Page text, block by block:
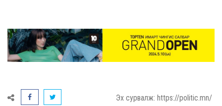
Эх сурвалж: https://politic.mn/